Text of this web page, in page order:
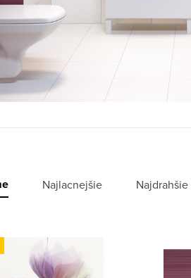
Najlacnejšie Najdrahšie